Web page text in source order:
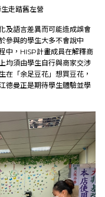
走踏舊左營
及語言差異而可能造成誤會
參與的學生大多不會說中
中，HISP計畫成員在解釋商
均須由學生自行與商家交涉
在「余足豆花」想買豆花，
德曼正是期待學生體驗並學